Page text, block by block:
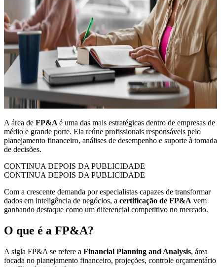
A área de FP&A é uma das mais estratégicas dentro de empresas de
médio e grande porte. Ela reúne profissionais responsáveis pelo
planejamento financeiro, análises de desempenho e suporte à tomada
de decisões.
CONTINUA DEPOIS DA PUBLICIDADE
CONTINUA DEPOIS DA PUBLICIDADE
Com a crescente demanda por especialistas capazes de transformar
dados em inteligência de negócios, a certificação de FP&A vem
ganhando destaque como um diferencial competitivo no mercado.
O que é a FP&A?
A sigla FP&A se refere a Financial Planning and Analysis, área
focada no planejamento financeiro, projeções, controle orçamentário